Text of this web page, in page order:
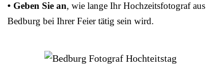
• Geben Sie an, wie lange Ihr Hochzeitsfotograf aus
Bedburg bei Ihrer Feier tätig sein wird.